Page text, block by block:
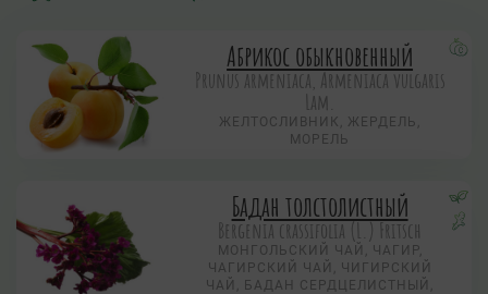
Абрикос обыкновенный
Prunus armeniaca, Armeniaca vulgaris
Lam.
ЖЕЛТОСЛИВНИК, ЖЕРДЕЛЬ,
МОРЕЛЬ
Бадан толстолистный
Bergenia crassifolia (L.) Fritsch
МОНГОЛЬСКИЙ ЧАЙ, ЧАГИР,
ЧАГИРСКИЙ ЧАЙ, ЧИГИРСКИЙ
ЧАЙ, БАДАН СЕРДЦЕЛИСТНЫЙ,